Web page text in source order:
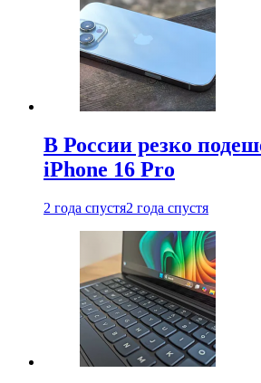
В России резко
iPhone 16 Pro
2 года спустя2 года спустя